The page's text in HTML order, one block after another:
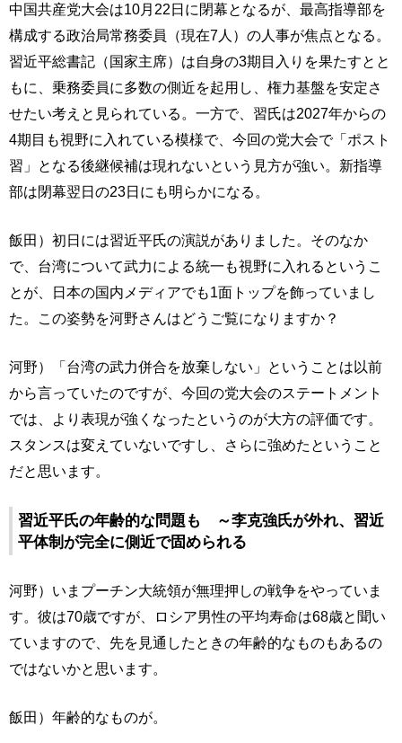
中国共産党大会は10月22日に閉幕となるが、最高指導部を
構成する政治局常務委員（現在7人）の人事が焦点となる。
習近平総書記（国家主席）は自身の3期目入りを果たすとと
もに、乗務委員に多数の側近を起用し、権力基盤を安定さ
せたい考えと見られている。一方で、習氏は2027年からの
4期目も視野に入れている模様で、今回の党大会で「ポスト
習」となる後継候補は現れないという見方が強い。新指導
部は閉幕翌日の23日にも明らかになる。
飯田）初日には習近平氏の演説がありました。そのなか
で、台湾について武力による統一も視野に入れるというこ
とが、日本の国内メディアでも1面トップを飾っていまし
た。この姿勢を河野さんはどうご覧になりますか？
河野）「台湾の武力併合を放棄しない」ということは以前
から言っていたのですが、今回の党大会のステートメント
では、より表現が強くなったというのが大方の評価です。
スタンスは変えていないですし、さらに強めたということ
だと思います。
習近平氏の年齢的な問題も ～李克強氏が外れ、習近
平体制が完全に側近で固められる
河野）いまプーチン大統領が無理押しの戦争をやっていま
す。彼は70歳ですが、ロシア男性の平均寿命は68歳と聞い
ていますので、先を見通したときの年齢的なものもあるの
ではないかと思います。
飯田）年齢的なものが。